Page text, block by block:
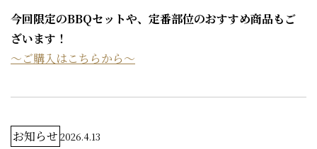
今回限定のBBQセットや、定番部位のおすすめ商品もご
ざいます！
～ご購入はこちらから～
お知らせ 2026.4.13